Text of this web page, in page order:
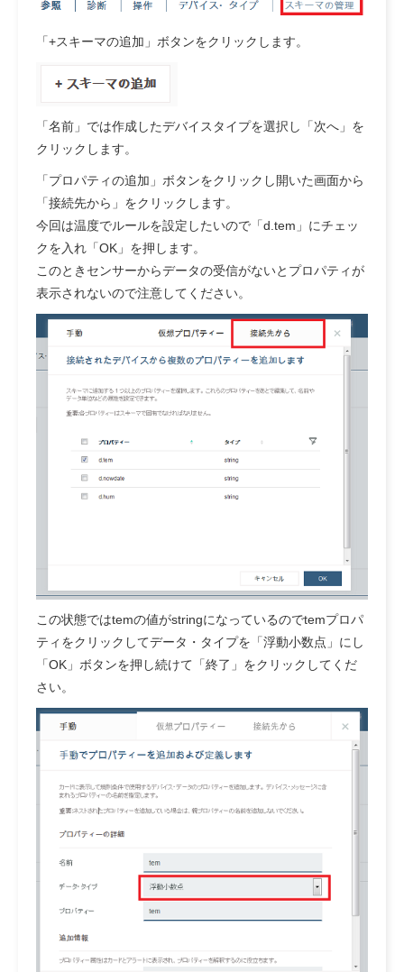
「+スキーマの追加」ボタンをクリックします。
「名前」では作成したデバイスタイプを選択し「次へ」を
クリックします。
「プロパティの追加」ボタンをクリックし開いた画面から
「接続先から」をクリックします。
今回は温度でルールを設定したいので「d.tem」にチェッ
クを入れ「OK」を押します。
このときセンサーからデータの受信がないとプロパティが
表示されないので注意してください。
この状態ではtemの値がstringになっているのでtemプロパ
ティをクリックしてデータ・タイプを「浮動小数点」にし
「OK」ボタンを押し続けて「終了」をクリックしてくだ
さい。